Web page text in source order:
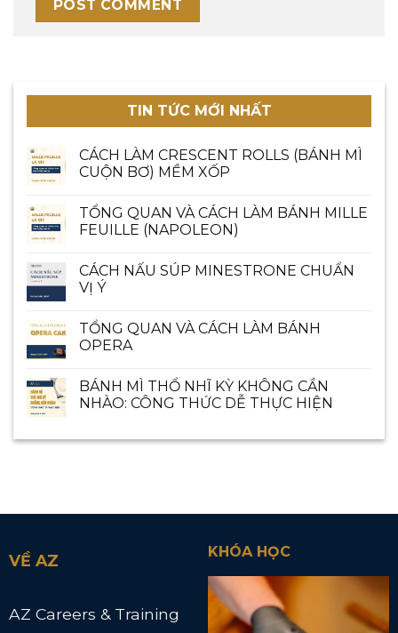
TIN TỨC MỚI NHẤT
CÁCH LÀM CRESCENT ROLLS (BÁNH MÌ
CUỘN BƠ) MỀM XỐP
TỔNG QUAN VÀ CÁCH LÀM BÁNH MILLE
FEUILLE (NAPOLEON)
CÁCH NẤU SÚP MINESTRONE CHUẨN
VỊ Ý
TỔNG QUAN VÀ CÁCH LÀM BÁNH
OPERA
BÁNH MÌ THỔ NHĨ KỲ KHÔNG CẦN
NHÀO: CÔNG THỨC DỄ THỰC HIỆN
VỀ AZ
AZ Careers & Training
KHÓA HỌC